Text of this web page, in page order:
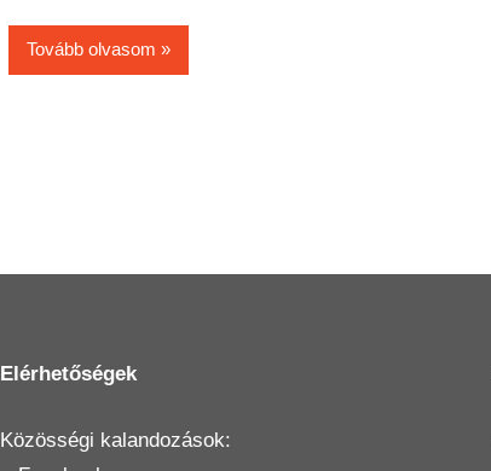
Tovább olvasom
Elérhetőségek
Közösségi kalandozások: